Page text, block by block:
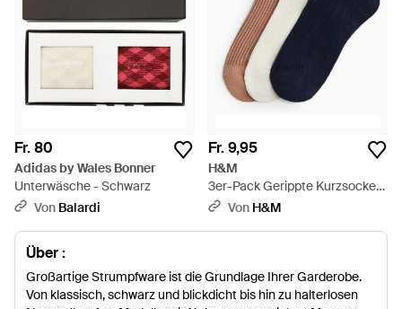
Fr. 80
Adidas by Wales Bonner
Unterwäsche - Schwarz
Von Balardi
Fr. 9,95
H&M
3er-Pack Gerippte Kurzsocken
- Blau
Von H&M
Über :
Großartige Strumpfware ist die Grundlage Ihrer Garderobe.
Von klassisch, schwarz und blickdicht bis hin zu halterlosen